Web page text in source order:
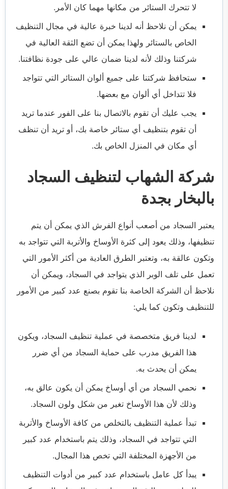
لا تتحرك الستائر من مكانها مهما كان الأمر.
يمكن أن نلاحظ أنه لدينا خبرة عالية في مجال التنظيف
الخاص بالستائر ولهذا يمكن أن تضع الثقة العالية في
شركتنا وذلك لأنه لدينا ضمان عالي على جودة نظافتنا.
ستحافظ شركتنا على جميع ألوان الستائر التي تتواجد
فلا تتداخل أي ألوان مع بعضها.
يجب عليك أن تقوم بالاتصال بنا على الفور عندما تريد
أن تقوم بتنظيف أي ستائر خاصة بك، أو تريد أن تنظف
أي مكان في المنزل الخاص بك.
شركة الشهاب لتنظيف السجاد
بالبخار بجدة
يعتبر السجاد من أصعب أنواع الفرش الذي يمكن أن يتم
تنظيفها، وذلك يعود إلى كثرة الأوساخ والأتربة التي تتواجد به
وتكون عالقة به، وتعتبر الطرق العادية من أكثر الأمور التي
تعمل على تلف الوبر الذي يتواجد في السجاد، ويمكن أن
نلاحظ أن الشركة الخاصة بنا تقوم بصنع عدد كبير من الأمور
للتنظيف وتكون كما يلي:
لدينا فريق متخصصة في عملية تنظيف السجاد، ويكون
هذا الفريق مدرب على حماية السجاد من أي ضرر
يمكن أن يحدث به.
نحمي السجاد من أي أوساخ يمكن أن يكون عالق به،
وذلك لأن هذا الأوساخ تغير من شكل ولون السجاد.
تبدأ عملية التنظيف بالتخلص من كافة الأوساخ والأتربة
التي تتواجد في السجاد، وذلك يتم باستخدام عدد كبير
من الأجهزة المختلفة التي تخص هذا المجال.
يبدأ كل عامل باستخدام عدد كبير من أدوات التنظيف